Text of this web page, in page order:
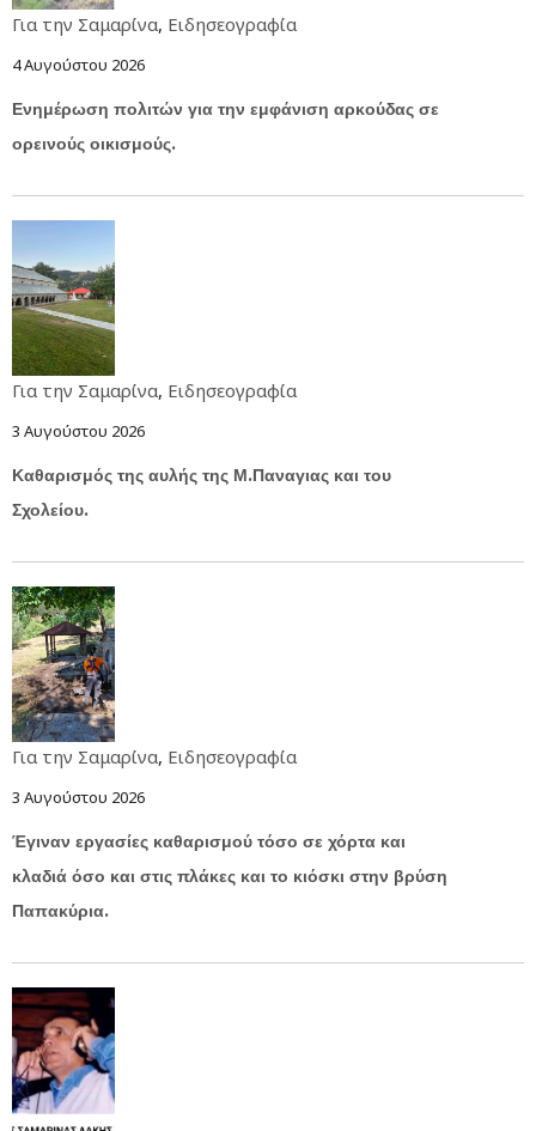
Για την Σαμαρίνα, Ειδησεογραφία
4 Αυγούστου 2026
Ενημέρωση πολιτών για την εμφάνιση αρκούδας σε
ορεινούς οικισμούς.
Για την Σαμαρίνα, Ειδησεογραφία
3 Αυγούστου 2026
Καθαρισμός της αυλής της Μ.Παναγιας και του
Σχολείου.
Για την Σαμαρίνα, Ειδησεογραφία
3 Αυγούστου 2026
Έγιναν εργασίες καθαρισμού τόσο σε χόρτα και
κλαδιά όσο και στις πλάκες και το κιόσκι στην βρύση
Παπακύρια.